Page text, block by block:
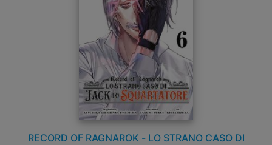
RECORD OF RAGNAROK - LO STRANO CASO DI